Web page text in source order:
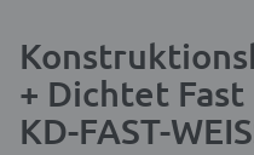
+ Dichtet Fast
KD-FAST-